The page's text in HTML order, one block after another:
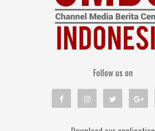
Follow us on